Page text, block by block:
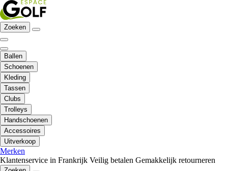
Zoeken
Ballen
Schoenen
Kleding
Tassen
Clubs
Trolleys
Handschoenen
Accessoires
Uitverkoop
Merken
Klantenservice in Frankrijk Veilig betalen Gemakkelijk retourneren